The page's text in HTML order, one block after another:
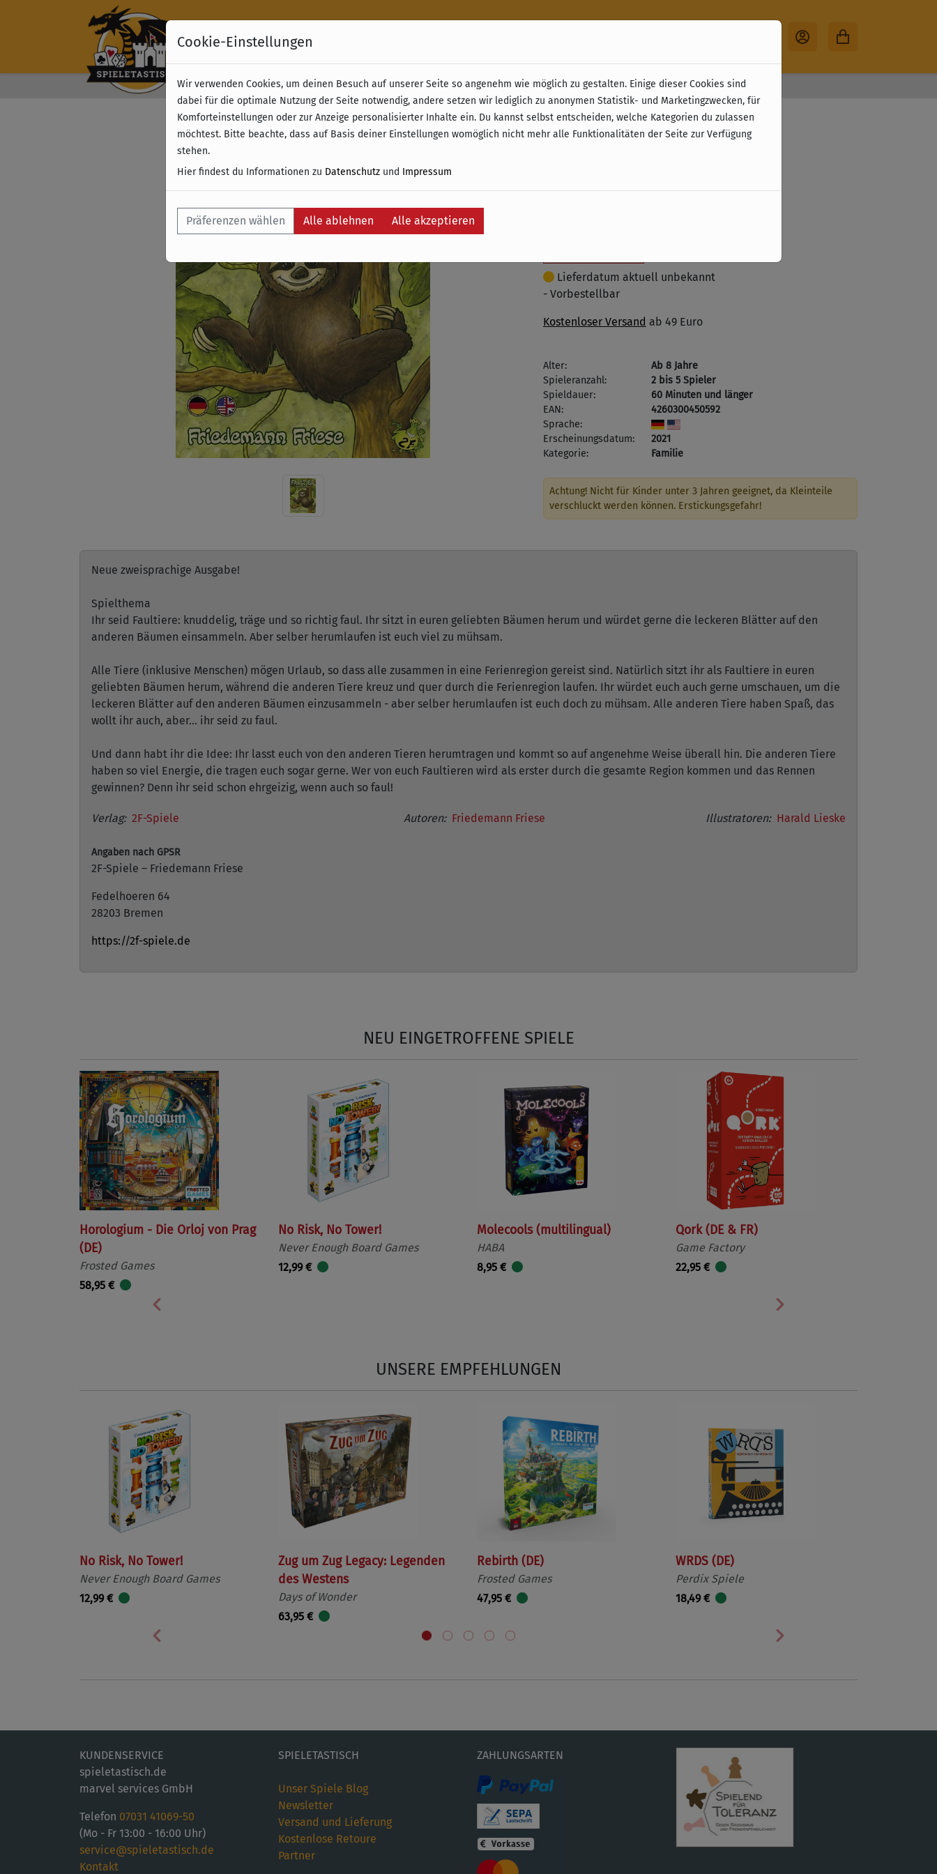
Kostenloser Versand & Retoure ab 49 € (innerhalb Deutschlands) 30 Tage Rückgabe
Faultier
Lieferdatum aktuell unbekannt
- Vorbestellbar
Kostenloser Versand ab 49 Euro
Alter:
Ab 8 Jahre
Spieleranzahl:
2 bis 5 Spieler
Spieldauer:
60 Minuten und länger
EAN:
4260300450592
Sprache:
Erscheinungsdatum:
2021
Kategorie:
Familie
Achtung! Nicht für Kinder unter 3 Jahren geeignet, da Kleinteile
verschluckt werden können. Erstickungsgefahr!
Neue zweisprachige Ausgabe!
Spielthema
Ihr seid Faultiere: knuddelig, träge und so richtig faul. Ihr sitzt in euren geliebten Bäumen herum und würdet gerne die leckeren Blätter auf den
anderen Bäumen einsammeln. Aber selber herumlaufen ist euch viel zu mühsam.
Alle Tiere (inklusive Menschen) mögen Urlaub, so dass alle zusammen in eine Ferienregion gereist sind. Natürlich sitzt ihr als Faultiere in euren
geliebten Bäumen herum, während die anderen Tiere kreuz und quer durch die Ferienregion laufen. Ihr würdet euch auch gerne umschauen, um die
leckeren Blätter auf den anderen Bäumen einzusammeln - aber selber herumlaufen ist euch doch zu mühsam. Alle anderen Tiere haben Spaß, das
wollt ihr auch, aber... ihr seid zu faul.
Und dann habt ihr die Idee: Ihr lasst euch von den anderen Tieren herumtragen und kommt so auf angenehme Weise überall hin. Die anderen Tiere
haben so viel Energie, die tragen euch sogar gerne. Wer von euch Faultieren wird als erster durch die gesamte Region kommen und das Rennen
gewinnen? Denn ihr seid schon ehrgeizig, wenn auch so faul!
Verlag: 2F-Spiele
Angaben nach GPSR
2F-Spiele – Friedemann Friese
Fedelhoeren 64
28203 Bremen
https://2f-spiele.de
Autoren: Friedemann Friese Illustratoren: Harald Lieske
NEU EINGETROFFENE SPIELE
Horologium - Die Orloj von Prag
(DE)
Frosted Games
58,95 €
No Risk, No Tower!
Never Enough Board Games
12,99 €
Molecools (multilingual)
HABA
8,95 €
Qork (DE & FR)
Game Factory
22,95 €
Vorherige Nächste
UNSERE EMPFEHLUNGEN
No Risk, No Tower!
Never Enough Board Games
12,99 €
Zug um Zug Legacy: Legenden
des Westens
Days of Wonder
63,95 €
Rebirth (DE)
Frosted Games
47,95 €
WRDS (DE)
Perdix Spiele
18,49 €
Vorherige Nächste
KUNDENSERVICE
spieletastisch.de
marvel services GmbH
Telefon 07031 41069-50
(Mo - Fr 13:00 - 16:00 Uhr)
service@spieletastisch.de
Kontakt
SPIELETASTISCH
Unser Spiele Blog
Newsletter
Versand und Lieferung
Kostenlose Retoure
Partner
ZAHLUNGSARTEN
Cookie-Einstellungen
Wir verwenden Cookies, um deinen Besuch auf unserer Seite so angenehm wie möglich zu gestalten. Einige dieser Cookies sind
dabei für die optimale Nutzung der Seite notwendig, andere setzen wir lediglich zu anonymen Statistik- und Marketingzwecken, für
Komforteinstellungen oder zur Anzeige personalisierter Inhalte ein. Du kannst selbst entscheiden, welche Kategorien du zulassen
möchtest. Bitte beachte, dass auf Basis deiner Einstellungen womöglich nicht mehr alle Funktionalitäten der Seite zur Verfügung
stehen.
Hier findest du Informationen zu Datenschutz und Impressum
Präferenzen wählen Alle ablehnen Alle akzeptieren